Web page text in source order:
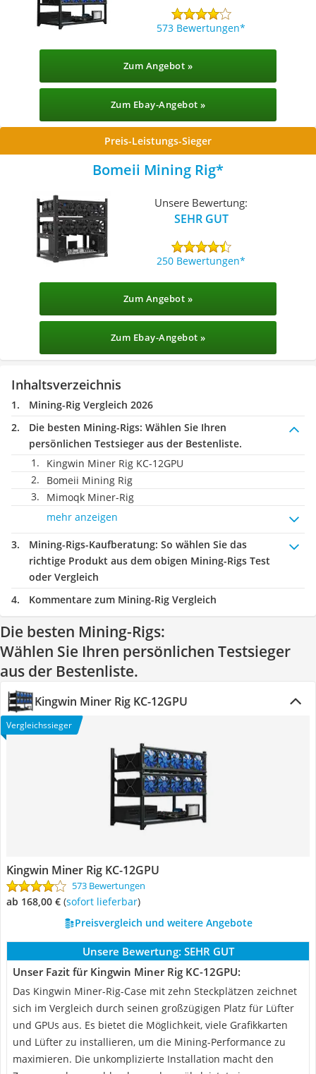
573 Bewertungen
Zum Angebot »
Zum Ebay-Angebot »
Preis-Leistungs-Sieger
Bomeii Mining Rig
Unsere Bewertung:
SEHR GUT
250 Bewertungen
Zum Angebot »
Zum Ebay-Angebot »
Inhaltsverzeichnis
Mining-Rig Vergleich 2026
Die besten Mining-Rigs: Wählen Sie Ihren
persönlichen Testsieger aus der Bestenliste.
Kingwin Miner Rig KC-12GPU
Bomeii Mining Rig
Mimoqk Miner-Rig
mehr anzeigen
Mining-Rigs-Kaufberatung: So wählen Sie das
richtige Produkt aus dem obigen Mining-Rigs Test
oder Vergleich
Kommentare zum Mining-Rig Vergleich
Die besten Mining-Rigs:
Wählen Sie Ihren persönlichen Testsieger
aus der Bestenliste.
Kingwin Miner Rig KC-12GPU
Vergleichssieger
Kingwin Miner Rig KC-12GPU
573 Bewertungen
ab 168,00 € ( Sofort lieferbar)
Preisvergleich und weitere Angebote
Unsere Bewertung: SEHR GUT
Unser Fazit für Kingwin Miner Rig KC-12GPU:
Das Kingwin Miner-Rig-Case mit zehn Steckplätzen zeichnet
sich im Vergleich durch seinen großzügigen Platz für Lüfter
und GPUs aus. Es bietet die Möglichkeit, viele Grafikkarten
und Lüfter zu installieren, um die Mining-Performance zu
maximieren. Die unkomplizierte Installation macht den